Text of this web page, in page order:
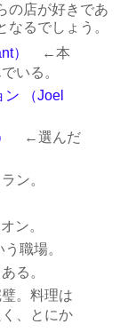
の店が好きであ
るでしょう。
）
←本
いる。
（Joel
←選んだ
ン。
ン。
職場。
る。
。料理は
、とにか